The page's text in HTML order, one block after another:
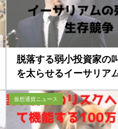
脱落する弱小投資家の
を太らせるイーサリア
仮想通貨ニュース